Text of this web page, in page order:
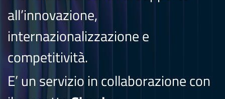
all’innovazione,
internazionalizzazione e
competitività.
E’ un servizio in collaborazione con